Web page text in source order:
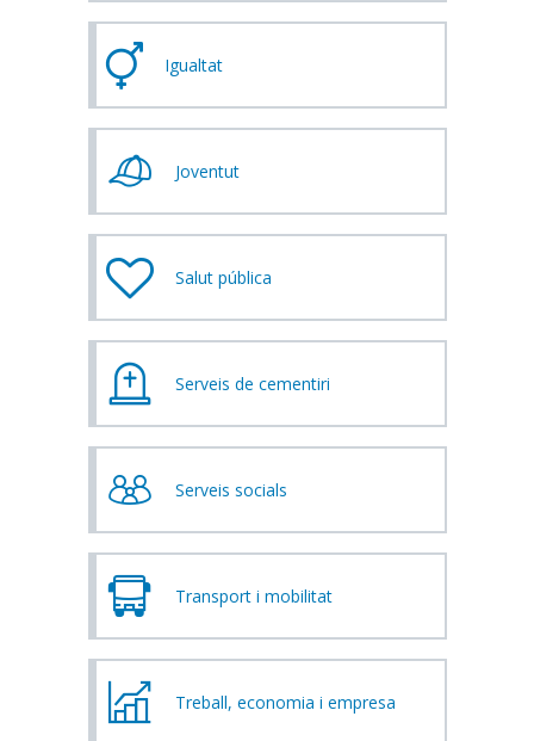
Igualtat
Joventut
Salut pública
Serveis de cementiri
Serveis socials
Transport i mobilitat
Treball, economia i empresa